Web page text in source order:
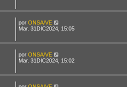
por ONSA/VE
Mar. 31DIC2024, 15:05
por ONSA/VE
Mar. 31DIC2024, 15:02